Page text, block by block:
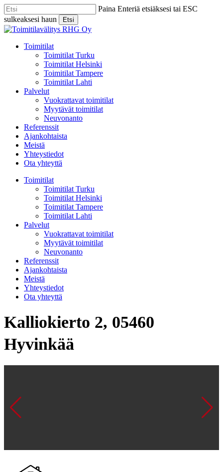
Skip
to
main
content
Paina Enteriä etsiäksesi tai ESC
sulkeaksesi haun
Etsi
Close
Menu
Toimitilat
Toimitilat Turku
Toimitilat Helsinki
Toimitilat Tampere
Toimitilat Lahti
Palvelut
Vuokrattavat toimitilat
Myytävät toimitilat
Neuvonanto
Referenssit
Ajankohtaista
Meistä
Yhteystiedot
Ota yhteyttä
Toimitilat
Toimitilat Turku
Toimitilat Helsinki
Toimitilat Tampere
Toimitilat Lahti
Palvelut
Vuokrattavat toimitilat
Myytävät toimitilat
Neuvonanto
Referenssit
Ajankohtaista
Meistä
Yhteystiedot
Ota yhteyttä
Kalliokierto 2, 05460
Hyvinkää